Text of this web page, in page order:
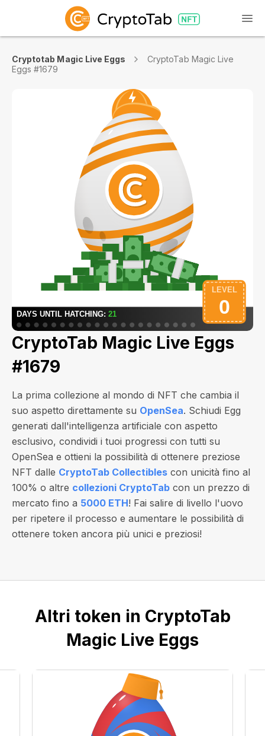
Cryptotab Magic Live Eggs
CryptoTab Magic Live
Eggs #1679
CryptoTab Magic Live Eggs
#1679
La prima collezione al mondo di NFT che cambia il
suo aspetto direttamente su OpenSea. Schiudi Egg
generati dall'intelligenza artificiale con aspetto
esclusivo, condividi i tuoi progressi con tutti su
OpenSea e ottieni la possibilità di ottenere preziose
NFT dalle CryptoTab Collectibles con unicità fino al
100% o altre collezioni CryptoTab con un prezzo di
mercato fino a 5000 ETH! Fai salire di livello l'uovo
per ripetere il processo e aumentare le possibilità di
ottenere token ancora più unici e preziosi!
Altri token in CryptoTab
Magic Live Eggs